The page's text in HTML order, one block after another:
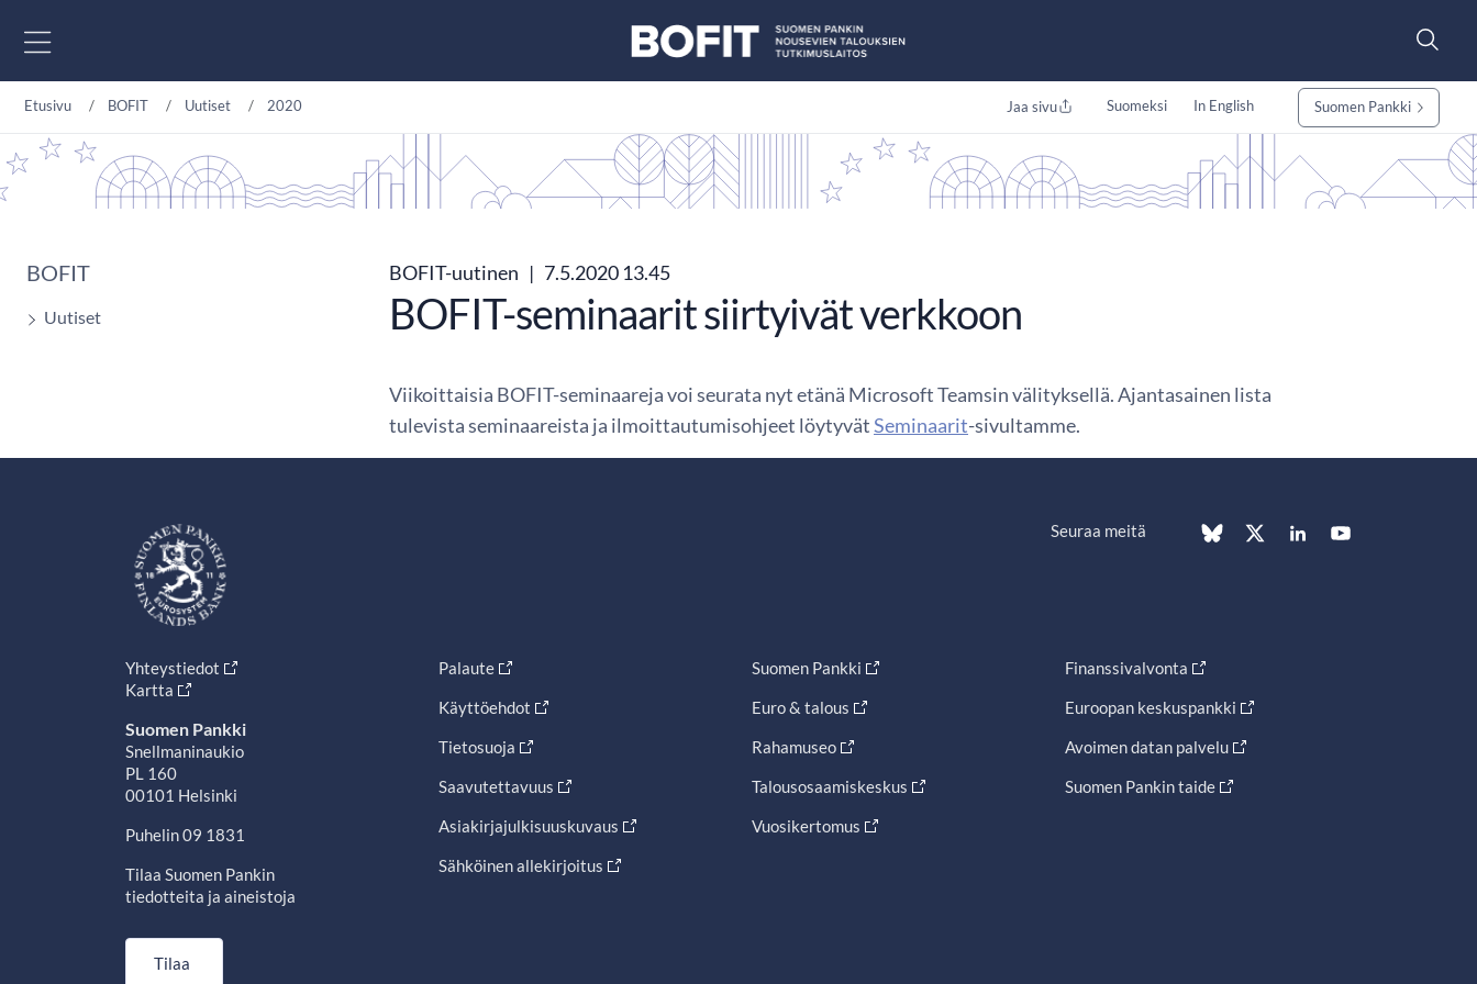
Etusivu BOFIT Uutiset 2020 Jaa sivu Suomeksi In English Suomen Pankki
BOFIT
Uutiset
BOFIT-uutinen | 7.5.2020 13.45
BOFIT-seminaarit siirtyivät verkkoon
Viikoittaisia BOFIT-seminaareja voi seurata nyt etänä Microsoft Teamsin välityksellä. Ajantasainen lista
tulevista seminaareista ja ilmoittautumisohjeet löytyvätSeminaarit-sivultamme.
Seuraa meitä
Yhteystiedot
Kartta
Suomen Pankki
Snellmaninaukio
PL 160
00101 Helsinki
Puhelin 09 1831
Tilaa Suomen Pankin
tiedotteita ja aineistoja
Tilaa
Palaute
Käyttöehdot
Tietosuoja
Saavutettavuus
Asiakirjajulkisuuskuvaus
Sähköinen allekirjoitus
Suomen Pankki
Euro & talous
Rahamuseo
Talousosaamiskeskus
Vuosikertomus
Finanssivalvonta
Euroopan keskuspankki
Avoimen datan palvelu
Suomen Pankin taide